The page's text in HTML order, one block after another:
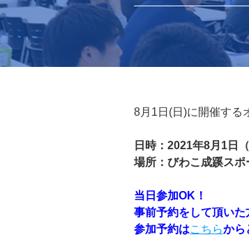
8月1日(日)に開催する
日時：2021年8月1日
場所：びわこ成蹊スポ
当日参加OK！
事前予約をして頂いた
参加予約はこちらから